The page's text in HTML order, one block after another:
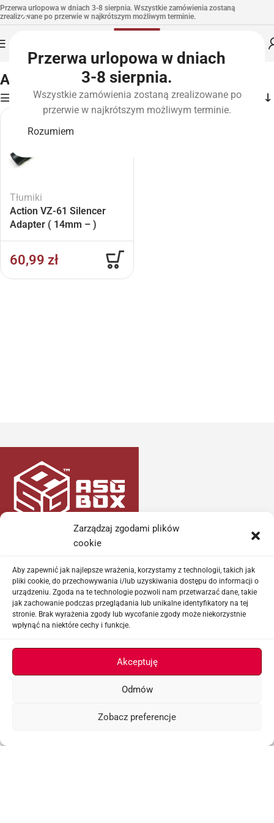
Przerwa urlopowa w dniach
3-8 sierpnia.
Wszystkie zamówienia zostaną zrealizowane po
przerwie w najkrótszym możliwym terminie.
Rozumiem
Zarządzaj zgodami plików
cookie
Aby zapewnić jak najlepsze wrażenia, korzystamy z technologii, takich jak
pliki cookie, do przechowywania i/lub uzyskiwania dostępu do informacji o
urządzeniu. Zgoda na te technologie pozwoli nam przetwarzać dane, takie
jak zachowanie podczas przeglądania lub unikalne identyfikatory na tej
stronie. Brak wyrażenia zgody lub wycofanie zgody może niekorzystnie
wpłynąć na niektóre cechy i funkcje.
Akceptuję
Odmów
Zobacz preferencje
Przerwa urlopowa w dniach 3-8 sierpnia. Wszystkie zamówienia zostaną
zrealizowane po przerwie w najkrótszym możliwym terminie.
Strona główna»Marki» Action
Action
Filters
WYPR
Tłumiki
Action VZ-61 Silencer
Adapter ( 14mm – )
60,99 zł
kontakt@asgbox.pl
Godziny pracy
Poniedziałek – Piątek: 9:00 – 18:00
Sobota: 10:00 – 14:00
Niedziela: Zamknięte
Bezrzecze, ul. Herbaciana 3
Proszę o wcześniejszy kontakt telefoniczny